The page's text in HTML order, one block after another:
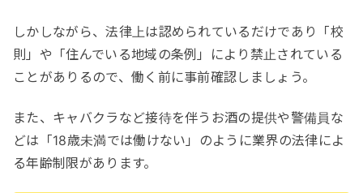
しかしながら、法律上は認められているだけであり「校
則」や「住んでいる地域の条例」により禁止されている
ことがありるので、働く前に事前確認しましょう。
また、キャバクラなど接待を伴うお酒の提供や警備員な
どは「18歳未満では働けない」のように業界の法律によ
る年齢制限があります。